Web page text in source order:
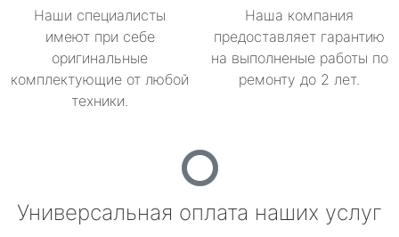
Наши специалисты
имеют при себе
оригинальные
комплектующие от любой
техники.
Наша компания
предоставляет гарантию
на выполненые работы по
ремонту до 2 лет.
Универсальная оплата наших услуг